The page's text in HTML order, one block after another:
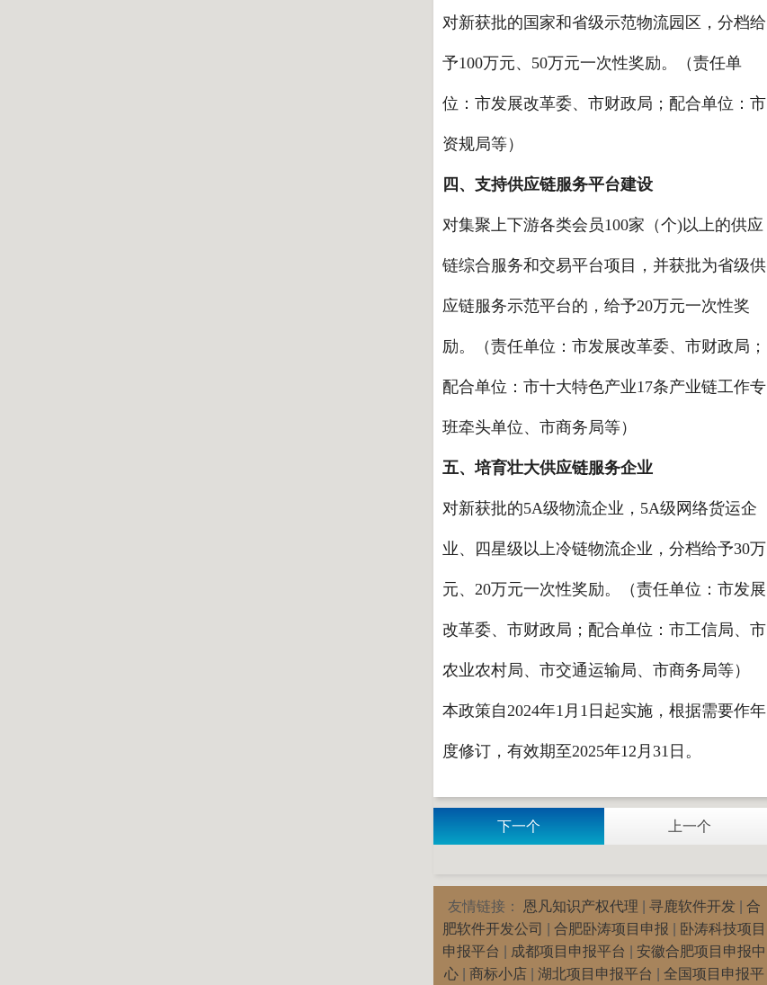
对新获批的国家和省级示范物流园区，分档给
予100万元、50万元一次性奖励。（责任单
位：市发展改革委、市财政局；配合单位：市
资规局等）
四、支持供应链服务平台建设
对集聚上下游各类会员100家（个)以上的供应
链综合服务和交易平台项目，并获批为省级供
应链服务示范平台的，给予20万元一次性奖
励。（责任单位：市发展改革委、市财政局；
配合单位：市十大特色产业17条产业链工作专
班牵头单位、市商务局等）
五、培育壮大供应链服务企业
对新获批的5A级物流企业，5A级网络货运企
业、四星级以上冷链物流企业，分档给予30万
元、20万元一次性奖励。（责任单位：市发展
改革委、市财政局；配合单位：市工信局、市
农业农村局、市交通运输局、市商务局等）
本政策自2024年1月1日起实施，根据需要作年
度修订，有效期至2025年12月31日。
下一个 上一个
友情链接： 恩凡知识产权代理 寻鹿软件开发
合
肥软件开发公司
合肥卧涛项目申报
卧涛科技项目
申报平台
成都项目申报平台
安徽合肥项目申报中
心
商标小店 湖北项目申报平台 全国项目申报平